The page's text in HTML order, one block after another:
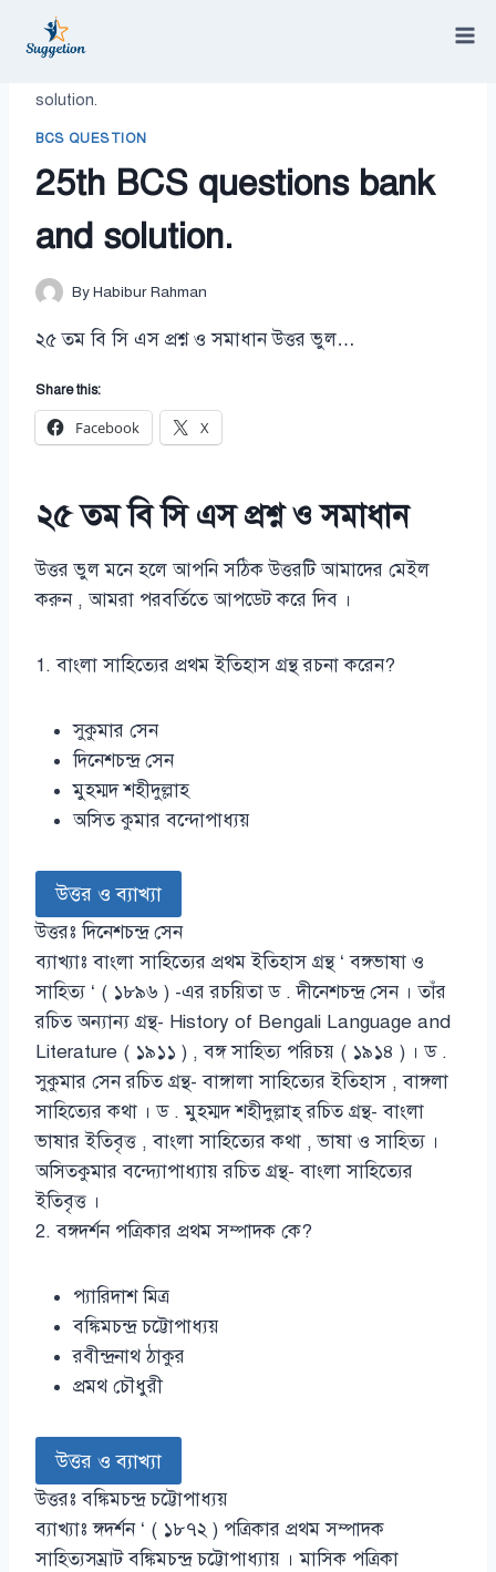
solution.
BCS QUESTION
25th BCS questions bank
and solution.
ByHabibur Rahman
২৫ তম বি সি এস প্রশ্ন ও সমাধান উত্তর ভুল…
Share this:
Facebook X
২৫ তম বি সি এস প্রশ্ন ও সমাধান
উত্তর ভুল মনে হলে আপনি সঠিক উত্তরটি আমাদের মেইল
করুন , আমরা পরবর্তিতে আপডেট করে দিব ।
1. বাংলা সাহিত্যের প্রথম ইতিহাস গ্রন্থ রচনা করেন?
সুকুমার সেন
দিনেশচন্দ্র সেন
মুহম্মদ শহীদুল্লাহ
অসিত কুমার বন্দোপাধ্যয়
উত্তর ও ব্যাখ্যা
উত্তরঃ দিনেশচন্দ্র সেন
ব্যাখ্যাঃ বাংলা সাহিত্যের প্রথম ইতিহাস গ্রন্থ ‘ বঙ্গভাষা ও
সাহিত্য ‘ ( ১৮৯৬ ) -এর রচয়িতা ড . দীনেশচন্দ্র সেন । তাঁর
রচিত অন্যান্য গ্রন্থ- History of Bengali Language and
Literature ( ১৯১১ ) , বঙ্গ সাহিত্য পরিচয় ( ১৯১৪ ) । ড .
সুকুমার সেন রচিত গ্রন্থ- বাঙ্গালা সাহিত্যের ইতিহাস , বাঙ্গলা
সাহিত্যের কথা । ড . মুহম্মদ শহীদুল্লাহ্ রচিত গ্রন্থ- বাংলা
ভাষার ইতিবৃত্ত , বাংলা সাহিত্যের কথা , ভাষা ও সাহিত্য ।
অসিতকুমার বন্দ্যোপাধ্যায় রচিত গ্রন্থ- বাংলা সাহিত্যের
ইতিবৃত্ত ।
2. বঙ্গদর্শন পত্রিকার প্রথম সম্পাদক কে?
প্যারিদাশ মিত্র
বঙ্কিমচন্দ্র চট্টোপাধ্যয়
রবীন্দ্রনাথ ঠাকুর
প্রমথ চৌধুরী
উত্তর ও ব্যাখ্যা
উত্তরঃ বঙ্কিমচন্দ্র চট্টোপাধ্যয়
ব্যাখ্যাঃ ঙ্গদর্শন ‘ ( ১৮৭২ ) পত্রিকার প্রথম সম্পাদক
সাহিত্যসম্রাট বঙ্কিমচন্দ্র চট্টোপাধ্যায় । মাসিক পত্রিকা